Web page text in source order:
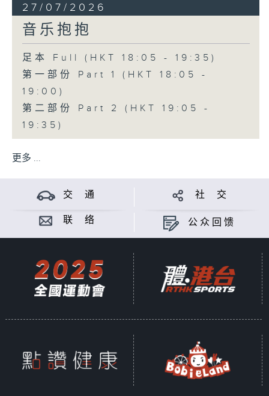
27/07/2026
音乐抱抱
足本 Full (HKT 18:05 - 19:35)
第一部份 Part 1 (HKT 18:05 -
19:00)
第二部份 Part 2 (HKT 19:05 -
19:35)
更多 ...
交 通 社 交
联 络 公众回馈